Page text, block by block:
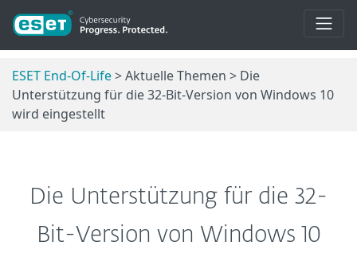
ESET End-Of-Life> Aktuelle Themen > Die
Unterstützung für die 32-Bit-Version von Windows 10
wird eingestellt
Die Unterstützung für die 32-
Bit-Version von Windows 10